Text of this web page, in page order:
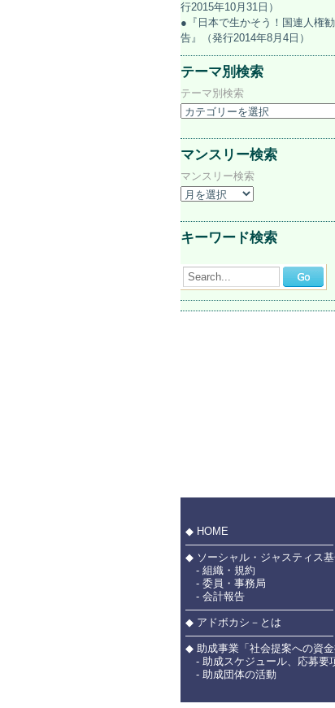
行2015年10月31日）
●『日本で生かそう！国連人権勧
告』（発行2014年8月4日）
テーマ別検索
テーマ別検索
マンスリー検索
マンスリー検索
キーワード検索
Search...
◆ HOME
――――――――――――――
◆ ソーシャル・ジャスティス
- 組織・規約
- 委員・事務局
- 会計報告
――――――――――――――
◆ アドボカシ－とは
――――――――――――――
◆ 助成事業「社会提案への資金
- 助成スケジュール、応募要
- 助成団体の活動